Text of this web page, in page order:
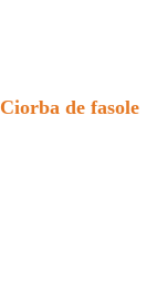
Ciorba de fasole